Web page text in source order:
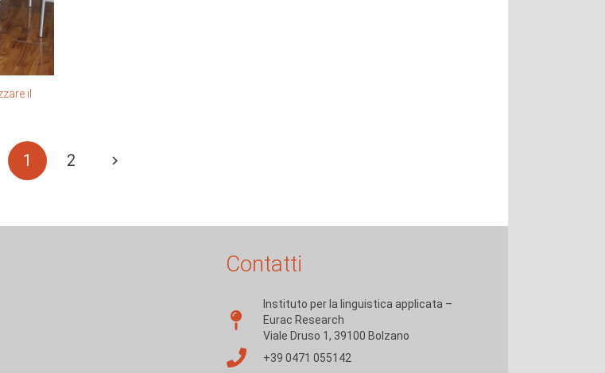
il
1 2
Contatti
Instituto per la linguistica applicata –
Eurac Research
Viale Druso 1, 39100 Bolzano
+39 0471 055142